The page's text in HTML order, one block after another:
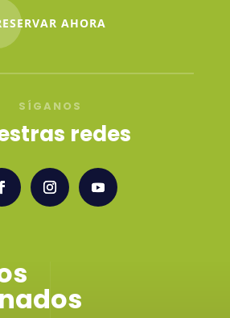
AHORA
SÍGANOS
redes